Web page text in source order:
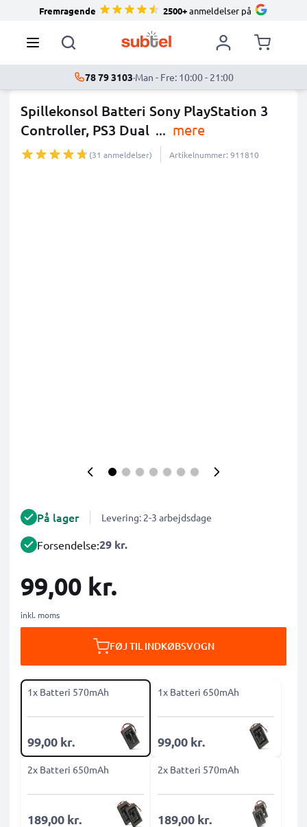
Fremragende 2500+anmeldelser på
78 79 3103·Man - Fre: 10:00 - 21:00
Spillekonsol Batteri Sony PlayStation 3
Controller, PS3 Dual ... mere
(31 anmeldelser) Artikelnummer: 911810
På lager Levering: 2-3 arbejdsdage
Forsendelse:29 kr.
99,00 kr.
inkl. moms
FØJ TIL INDKØBSVOGN
1x Batteri 570mAh
99,00 kr.
1x Batteri 650mAh
99,00 kr.
2x Batteri 650mAh
189,00 kr.
2x Batteri 570mAh
189,00 kr.